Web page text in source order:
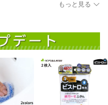
もっと見る